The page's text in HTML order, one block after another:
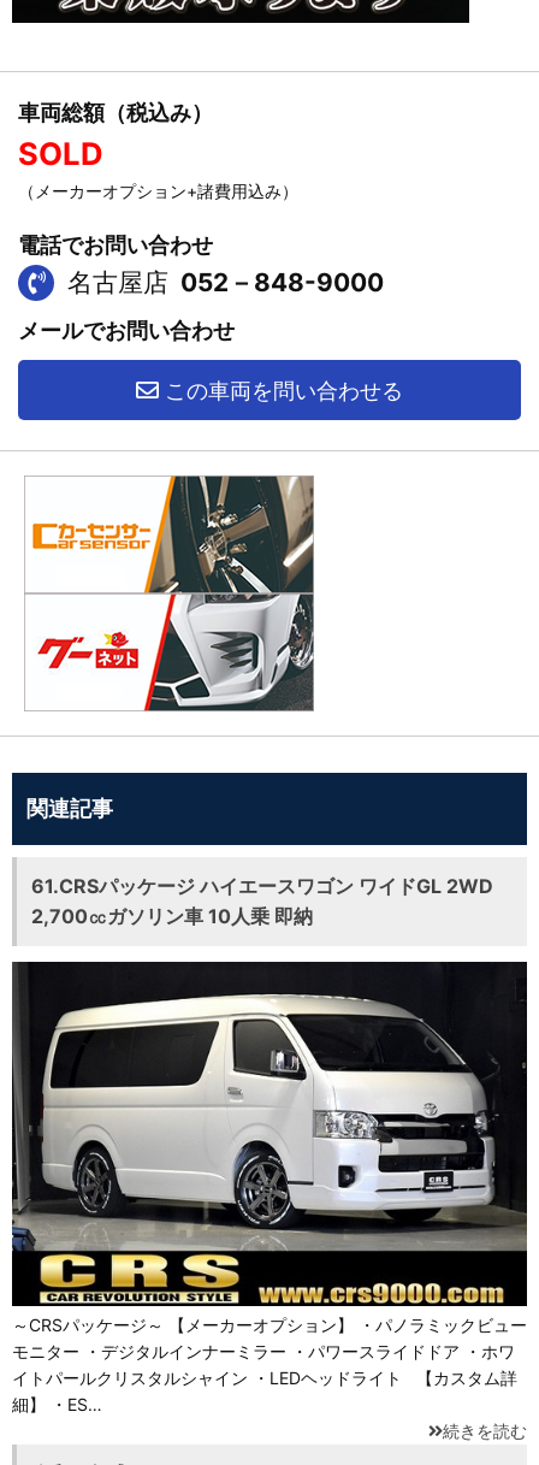
車両総額（税込み）
SOLD
（メーカーオプション+諸費用込み）
電話でお問い合わせ
名古屋店 052－848-9000
メールでお問い合わせ
この車両を問い合わせる
関連記事
61.CRSパッケージ ハイエースワゴン ワイドGL 2WD
2,700㏄ガソリン車 10人乗 即納
～CRSパッケージ～ 【メーカーオプション】 ・パノラミックビュー
モニター ・デジタルインナーミラー ・パワースライドドア ・ホワ
イトパールクリスタルシャイン ・LEDヘッドライト 【カスタム詳
細】 ・ES…
続きを読む